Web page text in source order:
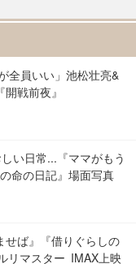
全員いい」池松壮亮&
戦前夜』
い日常...『ママがもう
命の日記』場面写真
せば』『借りぐらしの
リマスター IMAX上映